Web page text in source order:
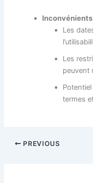
Inconvénients
Les
Les
peuvent
termes
PREVIOUS